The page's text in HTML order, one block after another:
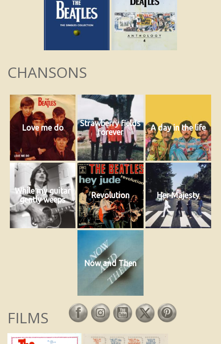
CHANSONS
Love me do
Strawberry fields
forever
A day in the life
While my guitar
gently weeps
Revolution Her Majesty
Now and Then
FILMS